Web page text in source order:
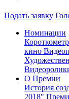
Подать заявку
Номинации
кино
О Премии
История
2018"